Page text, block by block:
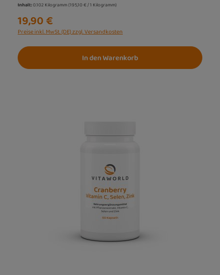
Inhalt:0.102 Kilogramm(195,10 € / 1 Kilogramm)
19,90 €
Preise inkl. MwSt. (DE) zzgl. Versandkosten
In den Warenkorb